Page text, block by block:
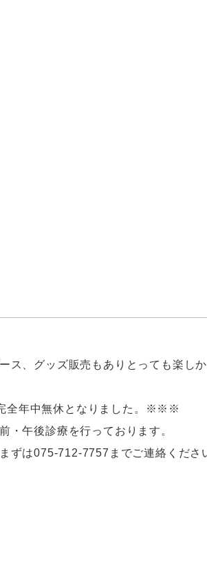
ス、グッズ販売もありとっても楽しか
全年中無休となりました。※※※
・午後診療を行っております。
ずは075-712-7757までご連絡くださ